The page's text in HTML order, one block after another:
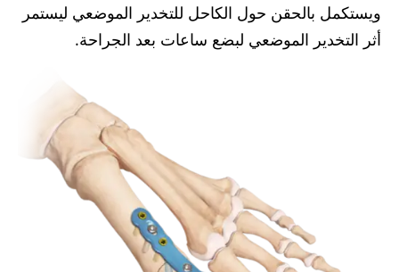
ويستكمل بالحقن حول الكاحل للتخدير الموضعي ليستمر
أثر التخدير الموضعي لبضع ساعات بعد الجراحة.